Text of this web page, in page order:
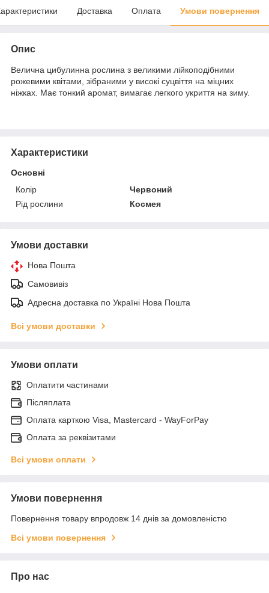
Доставка Оплата Умови повернення
Опис
Велична цибулинна рослина з великими лійкоподібними
рожевими квітами, зібраними у високі суцвіття на міцних
ніжках. Має тонкий аромат, вимагає легкого укриття на зиму.
Характеристики
Основні
Колір
Червоний
Рід рослини
Космея
Умови доставки
Нова Пошта
Самовивіз
Адресна доставка по Україні Нова Пошта
Всі умови доставки
Умови оплати
Оплатити частинами
Післяплата
Оплата карткою Visa, Mastercard - WayForPay
Оплата за реквізитами
Всі умови оплати
Умови повернення
Повернення товару впродовж 14 днів за домовленістю
Всі умови повернення
Про нас